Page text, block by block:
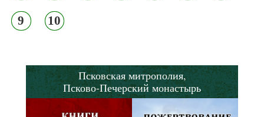
9 10
Псковская митрополия,
Псково-Печерский монастырь